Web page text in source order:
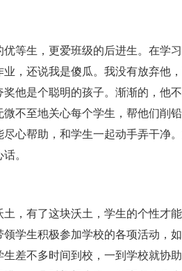
生，更爱班级的后进生。在学
，还说我是傻瓜。我没有放弃他
他是个聪明的孩子。渐渐的，他
不至地关心每个学生，帮他们削
心帮助，和学生一起动手弄干净
。
有了这块沃土，学生的个性才能
学生积极参加学校的各项活动，
差不多时间到校，一到学校就协